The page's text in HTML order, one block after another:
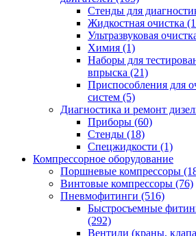
Стенды для
Жидкостная очистка
Ультразвуковая
Химия (1)
Наборы для
впрыска (21)
Приспособления для
систем (5)
Диагностика и ремонт
Приборы (60)
Стенды (18)
Спецжидкости (1)
Компрессорное оборудование
Поршневые компрессоры
Винтовые компрессоры (76)
Пневмофитинги (516)
Быстросъемные
(292)
Вентили (краны,